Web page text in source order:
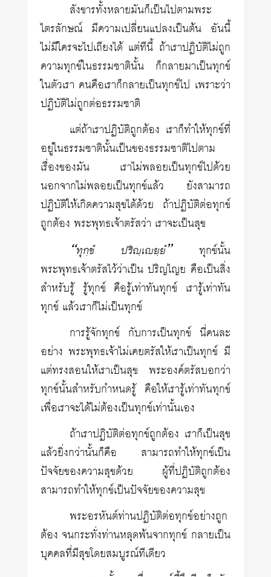
สังขารทั้งหลายมันก็เป็นไปตามพระ
ไตรลักษณ์ มีความเปลี่ยนแปลงเป็นต้น อันนี้
ไม่มีใครจะไปเถียงได้ แต่ทีนี้ ถ้าเราปฏิบัติไม่ถูก
ความทุกข์ในธรรมชาตินั้น ก็กลายมาเป็นทุกข์
ในตัวเรา คนคือเราก็กลายเป็นทุกข์ไป เพราะว่า
ปฏิบัติไม่ถูกต่อธรรมชาติ
แต่ถ้าเราปฏิบัติถูกต้อง เราก็ทำให้ทุกข์ที่
อยู่ในธรรมชาตินั้นเป็นของธรรมชาติไปตาม
เรื่องของมัน เราไม่พลอยเป็นทุกข์ไปด้วย
นอกจากไม่พลอยเป็นทุกข์แล้ว ยังสามารถ
ปฏิบัติให้เกิดความสุขได้ด้วย ถ้าปฏิบัติต่อทุกข์
ถูกต้อง พระพุทธเจ้าตรัสว่า เราจะเป็นสุข
“ทุกฺขํ ปริญฺเยฺยํ”ทุกข์นั้น
พระพุทธเจ้าตรัสไว้ว่าเป็น ปริญไญย คือเป็นสิ่ง
สำหรับรู้ รู้ทุกข์ คือรู้เท่าทันทุกข์ เรารู้เท่าทัน
ทุกข์ แล้วเราก็ไม่เป็นทุกข์
การรู้จักทุกข์ กับการเป็นทุกข์ นี่คนละ
อย่าง พระพุทธเจ้าไม่เคยตรัสให้เราเป็นทุกข์ มี
แต่ทรงสอนให้เราเป็นสุข พระองค์ตรัสบอกว่า
ทุกข์นั้นสำหรับกำหนดรู้ คือให้เรารู้เท่าทันทุกข์
เพื่อเราจะได้ไม่ต้องเป็นทุกข์เท่านั้นเอง
ถ้าเราปฏิบัติต่อทุกข์ถูกต้อง เราก็เป็นสุข
แล้วยิ่งกว่านั้นก็คือ สามารถทำให้ทุกข์เป็น
ปัจจัยของความสุขด้วย ผู้ที่ปฏิบัติถูกต้อง
สามารถทำให้ทุกข์เป็นปัจจัยของความสุข
พระอรหันต์ท่านปฏิบัติต่อทุกข์อย่างถูก
ต้อง จนกระทั่งท่านหลุดพ้นจากทุกข์ กลายเป็น
บุคคลที่มีสุขโดยสมบูรณ์ทีเดียว